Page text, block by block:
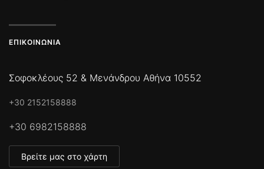
ΕΠΙΚΟΙΝΩΝΊΑ
Σοφοκλέους 52 & Μενάνδρου Αθήνα 10552
+30 2152158888
+30 6982158888
Βρείτε μας στο χάρτη